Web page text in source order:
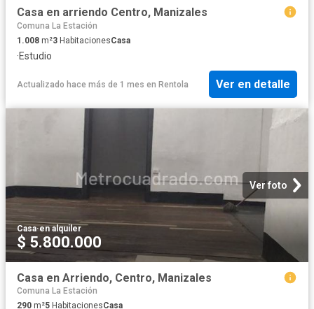
Casa en arriendo Centro, Manizales
Comuna La Estación
1.008 m²3 HabitacionesCasa
·Estudio
Actualizado hace más de 1 mes en Rentola Ver en detalle
Ver foto
Casa·en alquiler
$ 5.800.000
Casa en Arriendo, Centro, Manizales
Comuna La Estación
290 m²5 HabitacionesCasa